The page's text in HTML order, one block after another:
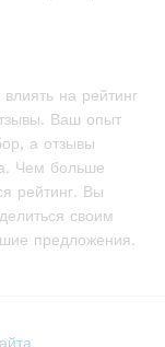
на рейтинг
Ваш опыт
а отзывы
Чем больше
рейтинг. Вы
своим
предложения.